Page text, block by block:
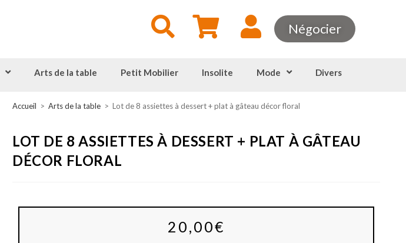
Négocier
Arts de la table Petit Mobilier Insolite Mode Divers
Accueil > Arts de la table > Lot de 8 assiettes à dessert + plat à gâteau décor floral
LOT DE 8 ASSIETTES À DESSERT + PLAT À GÂTEAU
DÉCOR FLORAL
20,00€